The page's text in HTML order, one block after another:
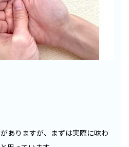
ありますが、まずは実際に味わ